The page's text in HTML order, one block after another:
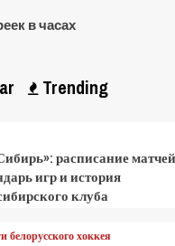
в часах
Trending
расписание
игр и история
клуба
белорусского хоккея